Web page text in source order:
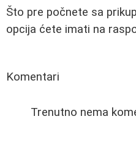
Što pre počnete sa
opcija ćete imati na
Komentari
Trenutno nema